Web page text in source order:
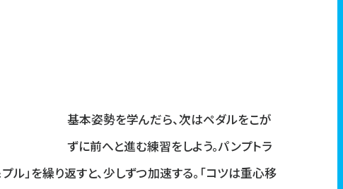
基本姿勢を学んだら、次はペダルをこが
ずに前へと進む練習をしよう。パンプトラ
ル」を繰り返すと、少しずつ加速する。「コツは重心移